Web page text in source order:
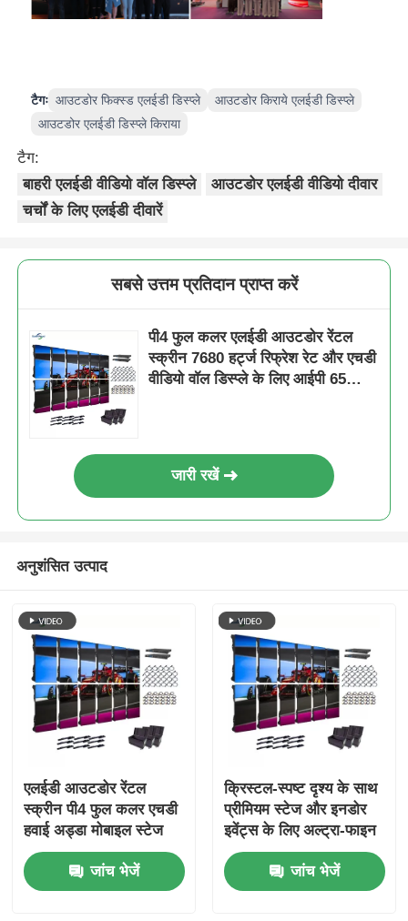
टैगः आउटडोर फिक्स्ड एलईडी डिस्प्ले
आउटडोर किराये एलईडी डिस्प्ले
आउटडोर एलईडी डिस्प्ले किराया
टैग:
बाहरी एलईडी वीडियो वॉल डिस्प्ले
आउटडोर एलईडी वीडियो दीवार
चर्चों के लिए एलईडी दीवारें
सबसे उत्तम प्रतिदान प्राप्त करें
पी4 फुल कलर एलईडी आउटडोर रेंटल
स्क्रीन 7680 हर्ट्ज रिफ्रेश रेट और एचडी
वीडियो वॉल डिस्प्ले के लिए आईपी 65
जारी रखें
अनुशंसित उत्पाद
एलईडी आउटडोर रेंटल
स्क्रीन पी4 फुल कलर एचडी
हवाई अड्डा मोबाइल स्टेज
बैकग्राउंड डिस्प्ले का उपयोग
करें
जांच भेजें
क्रिस्टल-स्पष्ट दृश्य के साथ
प्रीमियम स्टेज और इनडोर
इवेंट्स के लिए अल्ट्रा-फाइन
पी 2.6 रेंटल एलईडी डिस्प्ले
जांच भेजें